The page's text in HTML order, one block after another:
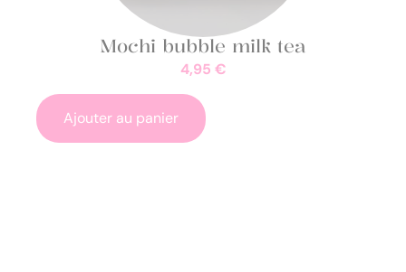
Mochi bubble milk tea
4,95 €
Ajouter au panier